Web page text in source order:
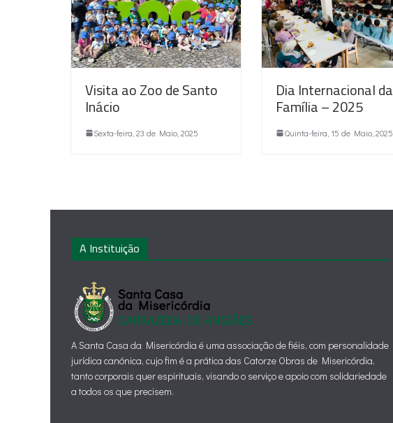
Visita ao Zoo de Santo
Inácio
Sexta-feira, 23 de Maio, 2025
Dia Internacional da
Família – 2025
Quinta-feira, 15 de Maio, 2025
A Instituição
A Santa Casa da Misericórdia é uma associação de fiéis, com personalidade
jurídica canónica, cujo fim é a prática das Catorze Obras de Misericórdia,
tanto corporais quer espirituais, visando o serviço e apoio com solidariedade
a todos os que precisem.